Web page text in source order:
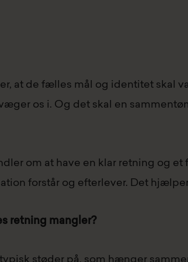
at de fælles mål og identitet skal
os i. Og det skal en
om at have en klar retning og et
forstår og efterlever. Det
retning mangler?